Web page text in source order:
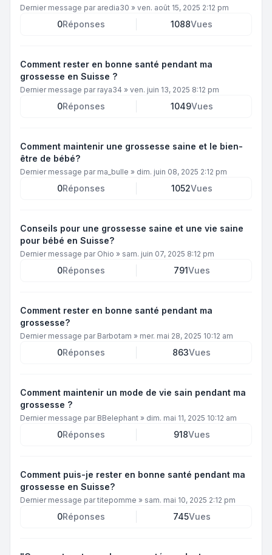
Dernier message par aredia30 » ven. août 15, 2025 2:12 pm
0Réponses 1088Vues
Comment rester en bonne santé pendant ma
grossesse en Suisse ?
Dernier message par raya34 » ven. juin 13, 2025 8:12 pm
0Réponses 1049Vues
Comment maintenir une grossesse saine et le bien-
être de bébé?
Dernier message par ma_bulle » dim. juin 08, 2025 2:12 pm
0Réponses 1052Vues
Conseils pour une grossesse saine et une vie saine
pour bébé en Suisse?
Dernier message par Ohio » sam. juin 07, 2025 8:12 pm
0Réponses 791Vues
Comment rester en bonne santé pendant ma
grossesse?
Dernier message par Barbotam » mer. mai 28, 2025 10:12 am
0Réponses 863Vues
Comment maintenir un mode de vie sain pendant ma
grossesse ?
Dernier message par BBelephant » dim. mai 11, 2025 10:12 am
0Réponses 918Vues
Comment puis-je rester en bonne santé pendant ma
grossesse en Suisse?
Dernier message partitepomme » sam. mai 10, 2025 2:12 pm
0Réponses 745Vues